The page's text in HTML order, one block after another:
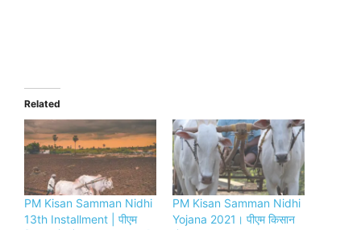
Related
PM Kisan Samman Nidhi
13th Installment | पीएम
PM Kisan Samman Nidhi
Yojana 2021। पीएम किसान